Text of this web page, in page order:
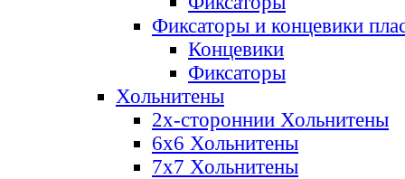
Фиксаторы и концевики
Концевики
Фиксаторы
Хольнитены
2х-стороннии Хольнитены
6х6 Хольнитены
7х7 Хольнитены